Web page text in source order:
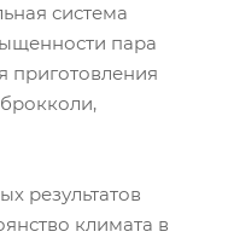
система
пара
приготовления
результатов
климата в